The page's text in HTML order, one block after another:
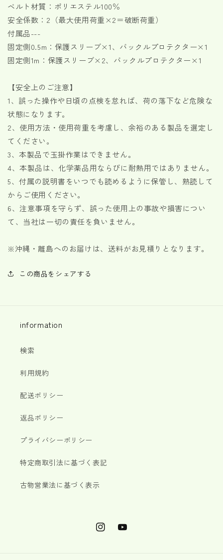
ベルト材質：ポリエステル100％
安全係数：2（最大使用荷重×2＝破断荷重）
付属品---
固定側0.5m：保護スリーブ×1、バックルプロテクター×1
固定側1m：保護スリーブ×2、バックルプロテクター×1
【安全上のご注意】
1、誤った操作や日頃の点検を怠れば、荷の落下など危険な
状態になります。
2、使用方法・使用荷重を考慮し、余裕のある製品を選定し
てください。
3、本製品で玉掛作業はできません。
4、本製品は、化学薬品用ならびに耐熱用ではありません。
5、付属の説明書をいつでも読めるように保管し、熟読して
からご使用ください。
6、注意事項を守らず、誤った使用上の事故や損害につい
て、当社は一切の責任を負いません。
※沖縄・離島へのお届けは、送料がお見積りとなります。
この商品をシェアする
information
検索
利用規約
配送ポリシー
返品ポリシー
プライバシーポリシー
特定商取引法に基づく表記
古物営業法に基づく表示
InstagramYouTube